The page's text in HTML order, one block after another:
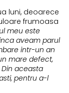
luni, deoarece
frumoasa
meu este
aveam parul
intr-un an
mare defect,
aceasta
pentru a-l